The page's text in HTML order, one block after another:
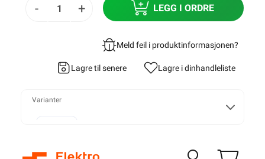
- + LEGG I ORDRE
Meld feil i produktinformasjonen?
Lagre til senere Lagre i dinhandleliste
Varianter